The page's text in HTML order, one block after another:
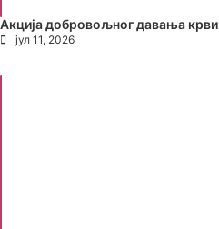
Акција добровољног давања крви
јул 11, 2026